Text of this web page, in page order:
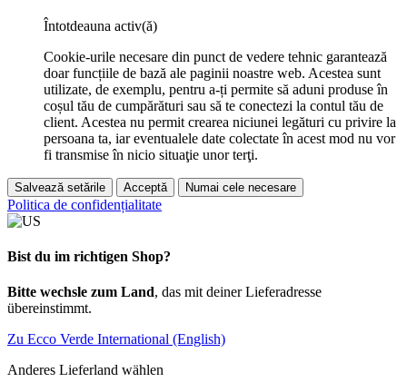
Întotdeauna activ(ă)
Cookie-urile necesare din punct de vedere tehnic garantează
doar funcțiile de bază ale paginii noastre web. Acestea sunt
utilizate, de exemplu, pentru a-ți permite să aduni produse în
coșul tău de cumpărături sau să te conectezi la contul tău de
client. Acestea nu permit crearea niciunei legături cu privire la
persoana ta, iar eventualele date colectate în acest mod nu vor
fi transmise în nicio situaţie unor terţi.
Salvează setările Acceptă Numai cele necesare
Politica de confidențialitate
Bist du im richtigen Shop?
Bitte wechsle zum Land, das mit deiner Lieferadresse
übereinstimmt.
Zu Ecco Verde International (English)
Anderes Lieferland wählen